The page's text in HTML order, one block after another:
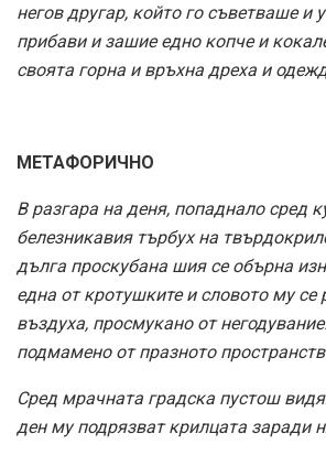
негов другар, който го съветваше и
прибави и зашие едно копче и
своята горна и връхна дреха и
МЕТАФОРИЧНО
В разгара на деня, попаднало сред
белезникавия търбух на
дълга проскубана шия се обърна
една от кротушките и словото му се
въздуха, просмукано от
подмамено от празното
Сред мрачната градска пустош
ден му подрязват крилцата заради